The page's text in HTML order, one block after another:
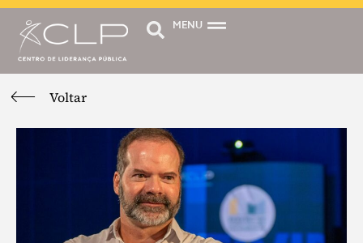
MENU
Voltar